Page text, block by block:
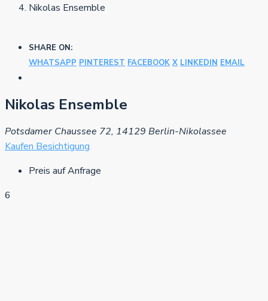
Nikolas Ensemble
SHARE ON:
WHATSAPP PINTEREST FACEBOOK X LINKEDIN EMAIL
Nikolas Ensemble
Potsdamer Chaussee 72, 14129 Berlin-Nikolassee
Kaufen Besichtigung
Preis auf Anfrage
6